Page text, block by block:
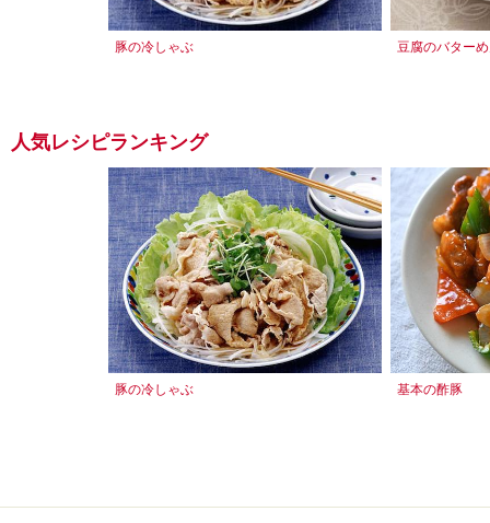
豚の冷しゃぶ 豆腐のバター
人気レシピランキング
豚の冷しゃぶ 基本の酢豚